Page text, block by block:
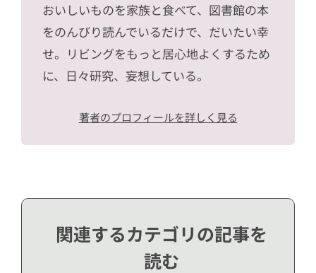
おいしいものを家族と食べて、図書館の本
をのんびり読んでいるだけで、だいたい幸
せ。リビングをもっと居心地よくするため
に、日々研究、妄想している。
著者のプロフィールを詳しく見る
関連するカテゴリの記事を
読む